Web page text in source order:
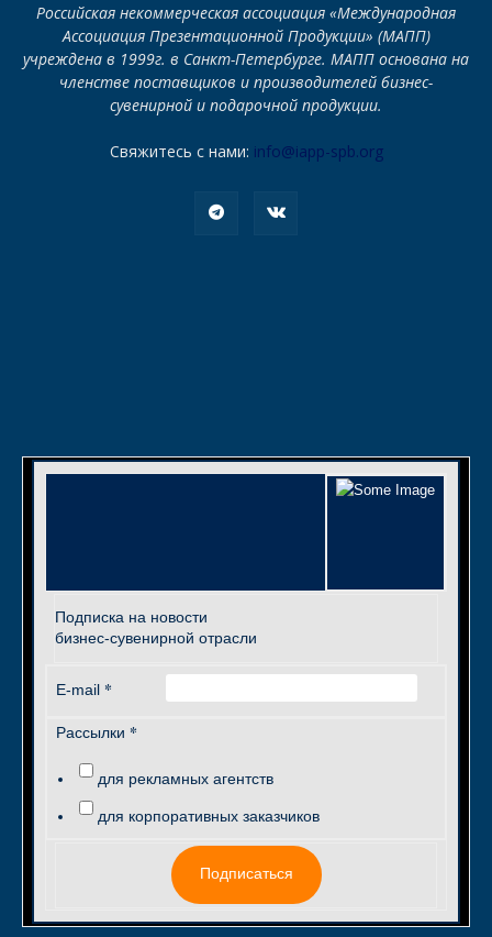
Российская некоммерческая ассоциация «Международная
Ассоциация Презентационной Продукции» (МАПП)
учреждена в 1999г. в Санкт-Петербурге. МАПП основана на
членстве поставщиков и производителей бизнес-
сувенирной и подарочной продукции.
Свяжитесь с нами: info@iapp-spb.org
Подписка на новости
бизнес-сувенирной отрасли
E-mail *
Рассылки *
для рекламных агентств
для корпоративных заказчиков
Подписаться